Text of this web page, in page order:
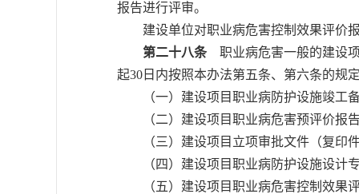
报告进行评审。
建设单位对职业病危害控制效果评价报
第二十八条职业病危害一般的建设项
起30日内按照本办法第五条、第六条的规
（一）建设项目职业病防护设施竣工
（二）建设项目职业病危害预评价报告
（三）建设项目立项审批文件（复印
（四）建设项目职业病防护设施设计
（五）建设项目职业病危害控制效果评